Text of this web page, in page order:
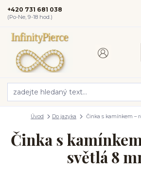
+420 731 681 038
(Po-Ne, 9-18 hod.)
Úvod Do jazyka Činka s kamínkem –
Činka s
světlá 8